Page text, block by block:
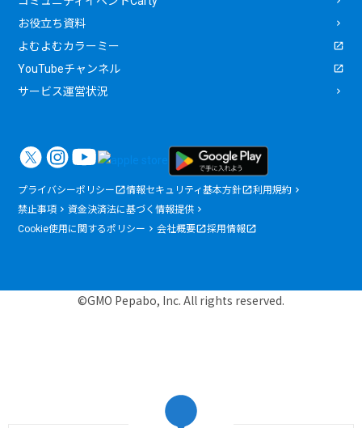
お役立ち資料
よむよむカラーミー
YouTubeチャンネル
サービス運営状況
プライバシーポリシー 情報セキュリティ基本方針
利用規約
禁止事項
資金決済法に基づく情報提供
Cookie使用に関するポリシー
会社概要 採用情報
©GMO Pepabo, Inc. All rights reserved.